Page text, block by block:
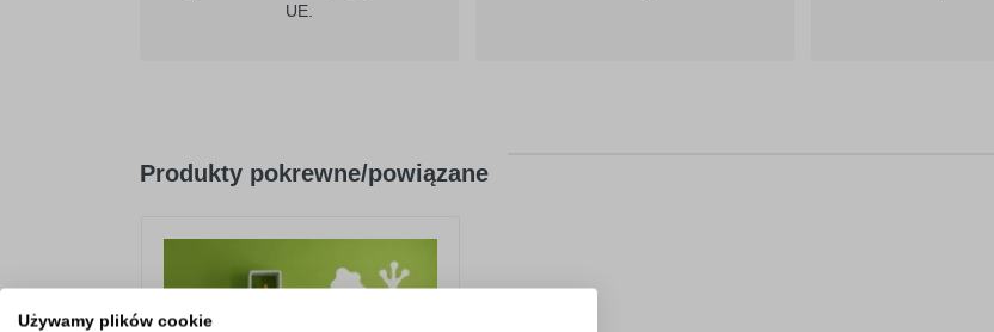
UE.
Produkty pokrewne/powiązane
Używamy plików cookie